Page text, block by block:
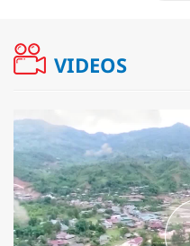
VIDEOS